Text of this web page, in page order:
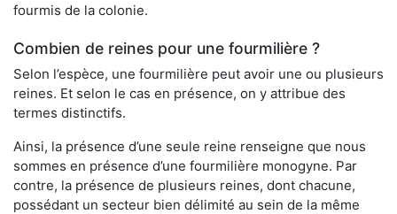
fourmis de la colonie.
Combien de reines pour une fourmilière ?
Selon l’espèce, une fourmilière peut avoir une ou plusieurs
reines. Et selon le cas en présence, on y attribue des
termes distinctifs.
Ainsi, la présence d’une seule reine renseigne que nous
sommes en présence d’une fourmilière monogyne. Par
contre, la présence de plusieurs reines, dont chacune,
possédant un secteur bien délimité au sein de la même